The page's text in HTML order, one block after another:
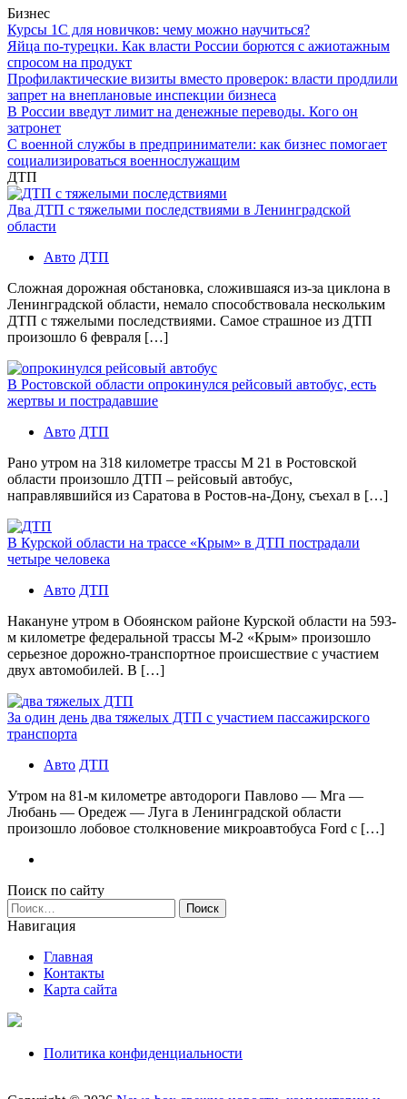
Бизнес
Курсы 1С для новичков: чему можно научиться?
Яйца по-турецки. Как власти России борются с ажиотажным
спросом на продукт
Профилактические визиты вместо проверок: власти продлили
запрет на внеплановые инспекции бизнеса
В России введут лимит на денежные переводы. Кого он
затронет
С военной службы в предприниматели: как бизнес помогает
социализироваться военнослужащим
ДТП
Два ДТП с тяжелыми последствиями в Ленинградской
области
Авто ДТП
Сложная дорожная обстановка, сложившаяся из-за циклона в
Ленинградской области, немало способствовала нескольким
ДТП с тяжелыми последствиями. Самое страшное из ДТП
произошло 6 февраля […]
В Ростовской области опрокинулся рейсовый автобус, есть
жертвы и пострадавшие
Авто ДТП
Рано утром на 318 километре трассы М 21 в Ростовской
области произошло ДТП – рейсовый автобус,
направлявшийся из Саратова в Ростов-на-Дону, съехал в […]
В Курской области на трассе «Крым» в ДТП пострадали
четыре человека
Авто ДТП
Накануне утром в Обоянском районе Курской области на 593-
м километре федеральной трассы М-2 «Крым» произошло
серьезное дорожно-транспортное происшествие с участием
двух автомобилей. В […]
За один день два тяжелых ДТП с участием пассажирского
транспорта
Авто ДТП
Утром на 81-м километре автодороги Павлово — Мга —
Любань — Оредеж — Луга в Ленинградской области
произошло лобовое столкновение микроавтобуса Ford с […]
Поиск по сайту
Найти:
Навигация
Главная
Контакты
Карта сайта
Политика конфиденциальности